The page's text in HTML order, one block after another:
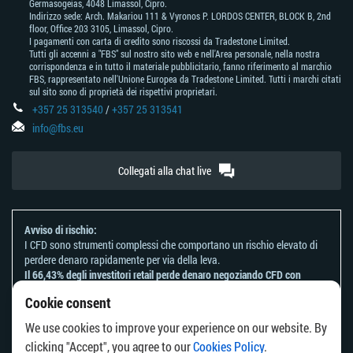
Cookie consent
We use cookies to improve your experience on our website. By
clicking "Accept", you agree to ourCookies Policy.
Germasogeias, 4048 Limassol, Cipro.
Indirizzo sede: Arch. Makariou 111 & Vyronos Р. LORDOS CENTER, BLOCK В, 2nd
floor, Office 203 3105, Limassol, Cipro.
I pagamenti con carta di credito sono riscossi da Tradestone Limited.
Tutti gli accenni a "FBS" sul nostro sito web e nell'Area personale, nella nostra
corrispondenza e in tutto il materiale pubblicitario, fanno riferimento al marchio
FBS, rappresentato nell'Unione Europea da Tradestone Limited. Tutti i marchi citati
sul sito sono di proprietà dei rispettivi proprietari.
+357 25 313540/+357 25 313541
info@fbs.eu
Collegati alla chat live
Avviso di rischio:
I CFD sono strumenti complessi che comportano un rischio elevato di
perdere denaro rapidamente per via della leva.
Il 66,43% degli investitori retail perde denaro negoziando CFD con
Dovresti considerare se comprendi come funzionano i CFD e se puoi
permetterti di correre il rischio di perdere il tuo denaro.
Fai riferimento alla nostraInformativa sui rischi.
Le informazioni su questo sito web non sono dirette ai residenti di